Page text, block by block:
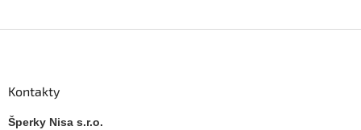
Kontakty
Šperky Nisa s.r.o.